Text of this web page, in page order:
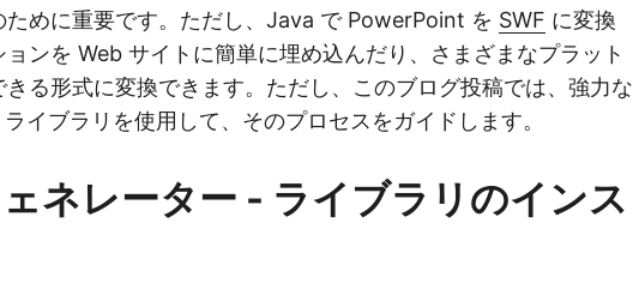
ために重要です。ただし、Java で PowerPoint を SWF に変換
ンを Web サイトに簡単に埋め込んだり、さまざまなプラット
る形式に変換できます。ただし、このブログ投稿では、強力な
ライブラリを使用して、そのプロセスをガイドします。
ネレーター - ライブラリのインス